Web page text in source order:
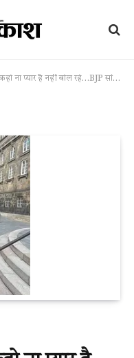
बोल रहे…BJP सांसद ने लंदन में अपने धांसू भाषण से पाक को धो डाला